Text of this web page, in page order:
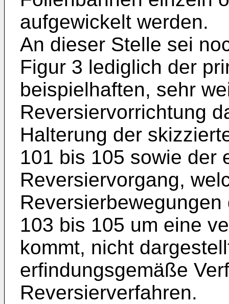
aufgewickelt werden.
An dieser Stelle sei
Figur 3 lediglich der
beispielhaften, sehr
Reversiervorrichtung
Halterung der
101 bis 105 sowie der
Reversiervorgang,
103 bis 105 um eine
kommt, nicht
erfindungsgemäße
Reversierverfahren.